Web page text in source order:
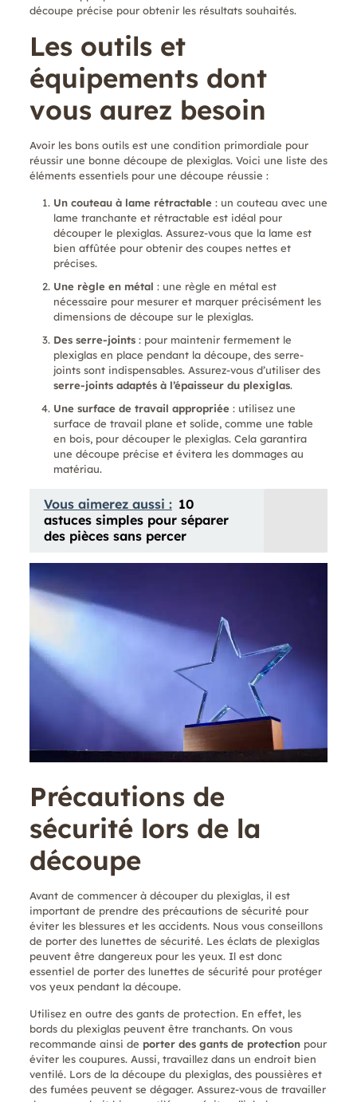
découpe précise pour obtenir les résultats souhaités.
Les outils et
équipements dont
vous aurez besoin
Avoir les bons outils est une condition primordiale pour
réussir une bonne découpe de plexiglas. Voici une liste des
éléments essentiels pour une découpe réussie :
Un couteau à lame rétractable: un couteau avec une
lame tranchante et rétractable est idéal pour
découper le plexiglas. Assurez-vous que la lame est
bien affûtée pour obtenir des coupes nettes et
précises.
Une règle en métal : une règle en métal est
nécessaire pour mesurer et marquer précisément les
dimensions de découpe sur le plexiglas.
Des serre-joints: pour maintenir fermement le
plexiglas en place pendant la découpe, des serre-
joints sont indispensables. Assurez-vous d’utiliser des
serre-joints adaptés à l’épaisseur du plexiglas.
Une surface de travail appropriée: utilisez une
surface de travail plane et solide, comme une table
en bois, pour découper le plexiglas. Cela garantira
une découpe précise et évitera les dommages au
matériau.
Vous aimerez aussi : 10
astuces simples pour séparer
des pièces sans percer
Précautions de
sécurité lors de la
découpe
Avant de commencer à découper du plexiglas, il est
important de prendre des précautions de sécurité pour
éviter les blessures et les accidents. Nous vous conseillons
de porter des lunettes de sécurité. Les éclats de plexiglas
peuvent être dangereux pour les yeux. Il est donc
essentiel de porter des lunettes de sécurité pour protéger
vos yeux pendant la découpe.
Utilisez en outre des gants de protection. En effet, les
bords du plexiglas peuvent être tranchants. On vous
recommande ainsi de porter des gants de protectionpour
éviter les coupures. Aussi, travaillez dans un endroit bien
ventilé. Lors de la découpe du plexiglas, des poussières et
des fumées peuvent se dégager. Assurez-vous de travailler